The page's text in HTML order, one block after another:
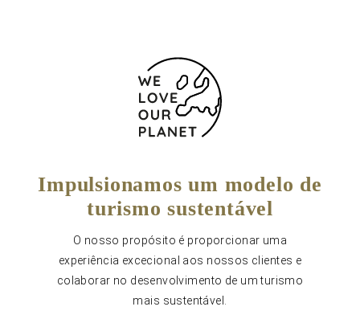
Impulsionamos um modelo de
turismo sustentável
O nosso propósito é proporcionar uma
experiência excecional aos nossos clientes e
colaborar no desenvolvimento de um turismo
mais sustentável.